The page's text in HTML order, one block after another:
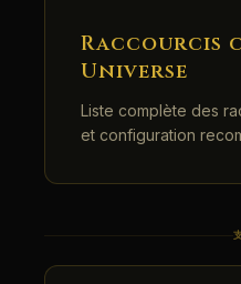
Raccourcis
Universe
Liste complète des
et configuration